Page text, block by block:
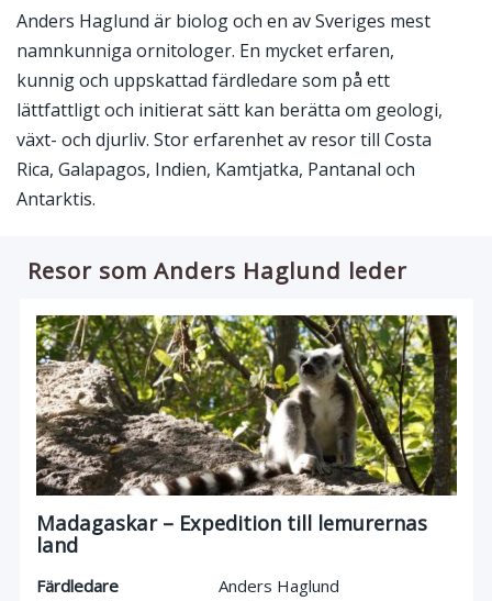
Anders Haglund är biolog och en av Sveriges mest
namnkunniga ornitologer. En mycket erfaren,
kunnig och uppskattad färdledare som på ett
lättfattligt och initierat sätt kan berätta om geologi,
växt- och djurliv. Stor erfarenhet av resor till Costa
Rica, Galapagos, Indien, Kamtjatka, Pantanal och
Antarktis.
Resor som Anders Haglund leder
Madagaskar – Expedition till lemurernas
land
Färdledare
Anders Haglund